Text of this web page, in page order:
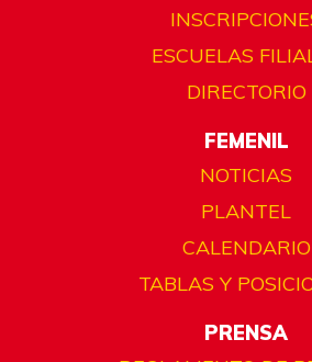
ESCUELAS
DIRECTORIO
FEMENIL
NOTICIAS
PLANTEL
CALENDARIO
TABLAS Y
PRENSA